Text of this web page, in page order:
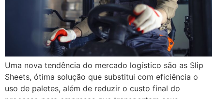
Uma nova tendência do mercado logístico são as Slip
Sheets, ótima solução que substitui com eficiência o
uso de paletes, além de reduzir o custo final do